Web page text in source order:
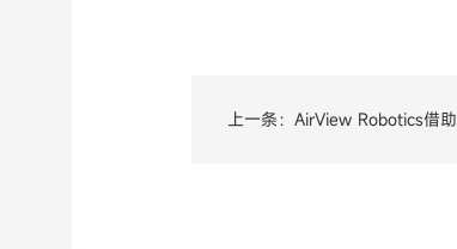
上一条：AirView Robotics借助